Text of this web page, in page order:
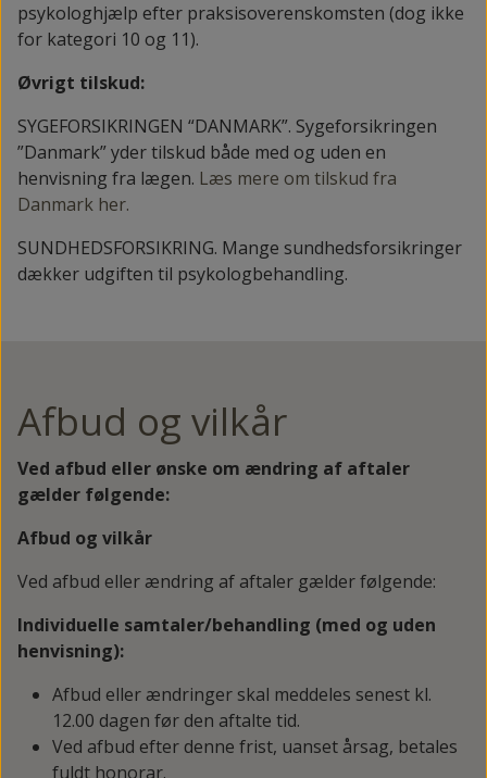
psykologhjælp efter praksisoverenskomsten (dog ikke
for kategori 10 og 11).
Øvrigt tilskud:
SYGEFORSIKRINGEN “DANMARK”. Sygeforsikringen
”Danmark” yder tilskud både med og uden en
henvisning fra lægen. Læs mere om tilskud fra
Danmark her.
SUNDHEDSFORSIKRING. Mange sundhedsforsikringer
dækker udgiften til psykologbehandling.
Afbud og vilkår
Ved afbud eller ønske om ændring af aftaler
gælder følgende:
Afbud og vilkår
Ved afbud eller ændring af aftaler gælder følgende:
Individuelle samtaler/behandling (med og uden
henvisning):
Afbud eller ændringer skal meddeles senest kl.
12.00 dagen før den aftalte tid.
Ved afbud efter denne frist, uanset årsag, betales
fuldt honorar.